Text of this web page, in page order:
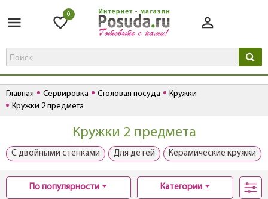
0
Главная Сервировка Столовая посуда
Кружки
Кружки 2 предмета
Кружки 2 предмета
С двойными стенками Для детей Керамические кружки
По популярности Категории